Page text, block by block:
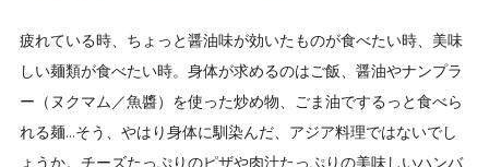
疲れている時、ちょっと醤油味が効いたものが食べたい時、美味
しい麺類が食べたい時。身体が求めるのはご飯、醤油やナンプラ
ー（ヌクマム／魚醬）を使った炒め物、ごま油でするっと食べら
れる麺…そう、やはり身体に馴染んだ、アジア料理ではないでし
ょうか。チーズたっぷりのピザや肉汁たっぷりの美味しいハンバ